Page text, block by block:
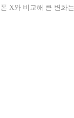
X와 비교해 큰 변화